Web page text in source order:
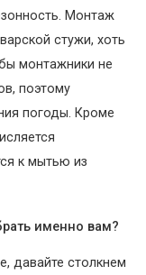
Монтаж
стужи, хоть
монтажники не
поэтому
погоды. Кроме
к мытью из
именно вам?
давайте столкнем